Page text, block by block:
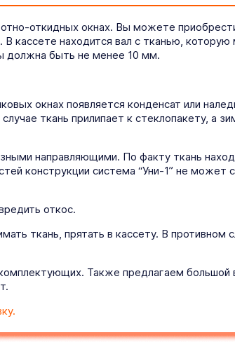
откидных окнах. Вы можете
кассете находится вал с тканью,
должна быть не менее 10 мм.
окнах появляется конденсат или
ткань прилипает к стеклопакету, а
направляющими. По факту ткань
конструкции система “Уни-1” не может
откос.
ткань, прятать в кассету. В противном
Также предлагаем большой